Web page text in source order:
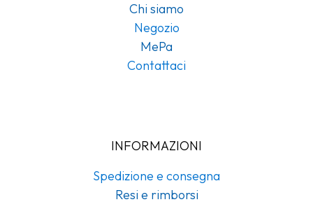
Chi siamo
Negozio
MePa
Contattaci
INFORMAZIONI
Spedizione e consegna
Resi e rimborsi